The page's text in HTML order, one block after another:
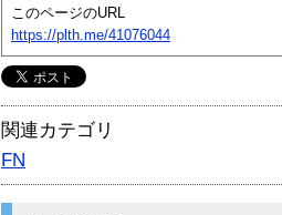
このページのURL
https://plth.me/41076044
関連カテゴリ
FN